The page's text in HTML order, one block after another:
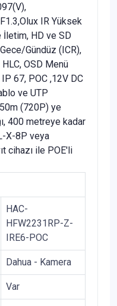
IR Yüksek
İletim, HD ve SD
Gündüz (ICR),
OSD Menü
67, POC ,12V DC
ve UTP
(720P) ye
400 metreye kadar
X-8P veya
cihazı ile POE'li
HAC-
HFW2231RP-Z-
IRE6-POC
Dahua - Kamera
Var